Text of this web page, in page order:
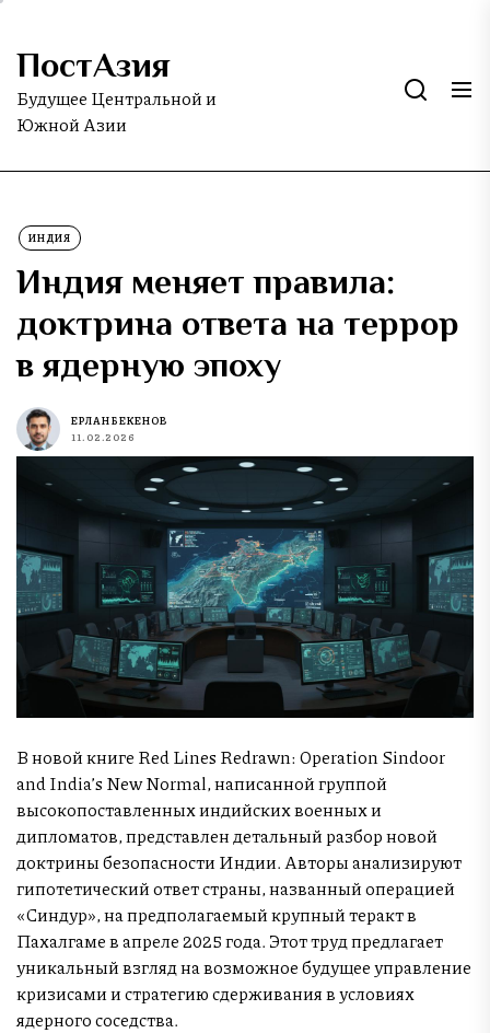
Skip
the
content
ПостАзия
Будущее Центральной и
Южной Азии
ИНДИЯ
Индия меняет правила:
доктрина ответа на террор
в ядерную эпоху
ЕРЛАН БЕКЕНОВ
11.02.2026
В новой книге Red Lines Redrawn: Operation Sindoor
and India’s New Normal, написанной группой
высокопоставленных индийских военных и
дипломатов, представлен детальный разбор новой
доктрины безопасности Индии. Авторы анализируют
гипотетический ответ страны, названный операцией
«Синдур», на предполагаемый крупный теракт в
Пахалгаме в апреле 2025 года. Этот труд предлагает
уникальный взгляд на возможное будущее управление
кризисами и стратегию сдерживания в условиях
ядерного соседства.